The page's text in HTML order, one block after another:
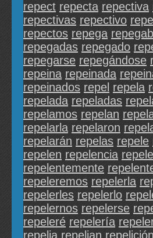
repect repecta repectiva
repectivas repectivo
repectos repega
repegadas repegado
repegarse repegándose
repeina repeinada
repeinados repel repela
repelada repeladas
repelamos repelan
repelarla repelaron
repelarán repelas repele
repelen repelencia
repelentemente
repeleremos repelerla
repelerles repelerlo
repelernos repelerse
repeleré repelería
repelia repelian repelición